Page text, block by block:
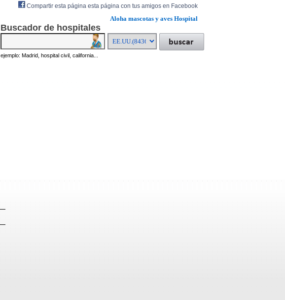
Aloha mascotas y aves Hospital
Buscador de hospitales
ejemplo: Madrid, hospital civil, california...
Compartir esta página esta página con tus amigos en Facebook